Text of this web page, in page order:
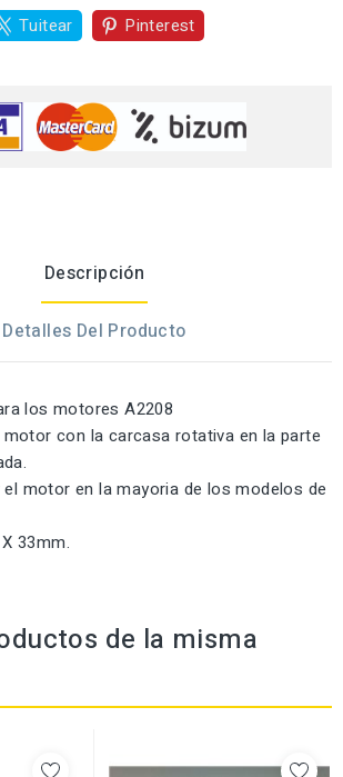
Tuitear Pinterest
Descripción
Detalles Del Producto
los motores A2208
con la carcasa rotativa en la parte
motor en la mayoria de los modelos de
33mm.
de la misma